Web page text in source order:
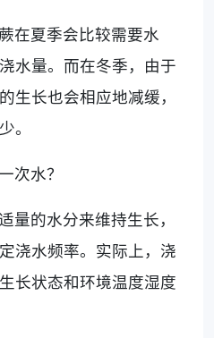
在夏季会比较需要水
水量。而在冬季，由于
生长也会相应地减缓，
。
次水？
量的水分来维持生长，
浇水频率。实际上，浇
长状态和环境温度湿度